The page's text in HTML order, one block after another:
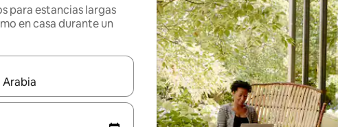
para estancias largas
en casa durante un
disponibles, podrás navegar usando las teclas de las flechas hacia